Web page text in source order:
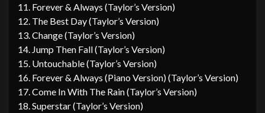
11. Forever & Always (Taylor’s Version)
12. The Best Day (Taylor’s Version)
13. Change (Taylor’s Version)
14. Jump Then Fall (Taylor’s Version)
15. Untouchable (Taylor’s Version)
16. Forever & Always (Piano Version) (Taylor’s Version)
17. Come In With The Rain (Taylor’s Version)
18. Superstar (Taylor’s Version)